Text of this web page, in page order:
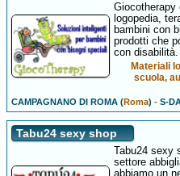
Giocotherapy
logopedia,
bambini con
prodotti che
con disabilità.
Materiali
scuola,
CAMPAGNANO DI ROMA (Roma) -S-
Tabu24 sexy shop
Tabu24 sexy
settore
abbiamo un